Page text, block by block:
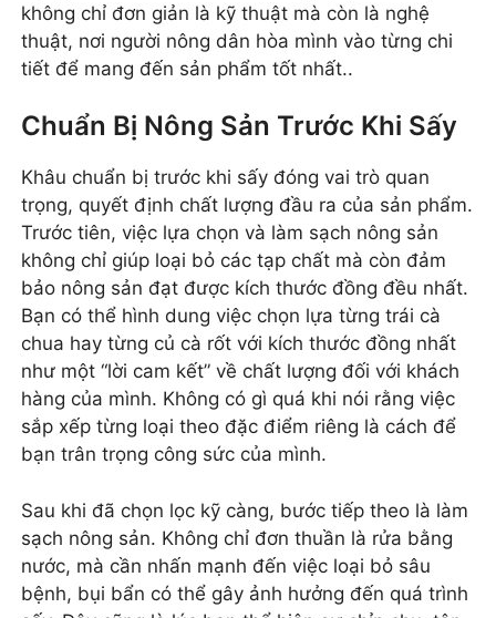
không chỉ đơn giản là kỹ thuật mà còn là nghệ
thuật, nơi người nông dân hòa mình vào từng chi
tiết để mang đến sản phẩm tốt nhất..
Chuẩn Bị Nông Sản Trước Khi Sấy
Khâu chuẩn bị trước khi sấy đóng vai trò quan
trọng, quyết định chất lượng đầu ra của sản phẩm.
Trước tiên, việc lựa chọn và làm sạch nông sản
không chỉ giúp loại bỏ các tạp chất mà còn đảm
bảo nông sản đạt được kích thước đồng đều nhất.
Bạn có thể hình dung việc chọn lựa từng trái cà
chua hay từng củ cà rốt với kích thước đồng nhất
như một “lời cam kết” về chất lượng đối với khách
hàng của mình. Không có gì quá khi nói rằng việc
sắp xếp từng loại theo đặc điểm riêng là cách để
bạn trân trọng công sức của mình.
Sau khi đã chọn lọc kỹ càng, bước tiếp theo là làm
sạch nông sản. Không chỉ đơn thuần là rửa bằng
nước, mà cần nhấn mạnh đến việc loại bỏ sâu
bệnh, bụi bẩn có thể gây ảnh hưởng đến quá trình